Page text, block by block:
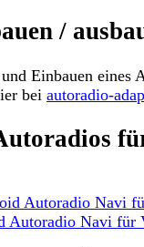
/
Einbauen
bei autoradio-
Navi für